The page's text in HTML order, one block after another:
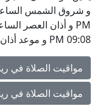
09:08 PM و موعد أذان العشاء الساعة 11:30 PM.
مواقيت الصلاة في
مواقيت الصلاة في